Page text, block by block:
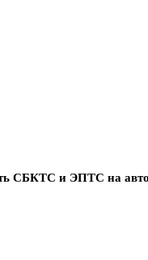
СБКТС и ЭПТС на